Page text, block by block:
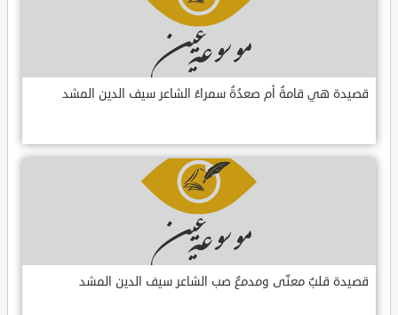
قصيدة هي قامةُ أم صعدُةُ سمراءُ الشاعر سيف الدين المشد
قصيدة قلبٌ معنّى ومدمعٌ صب الشاعر سيف الدين المشد